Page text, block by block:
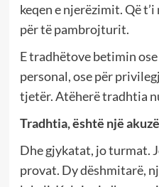
keqen e njerëzimit. Që
për të pambrojturit.
E tradhëtove betimin
personal, ose për
tjetër. Atëherë tradhtia
Tradhtia, është një akuzë
Dhe gjykatat, jo turmat.
provat. Dy dëshmitarë,